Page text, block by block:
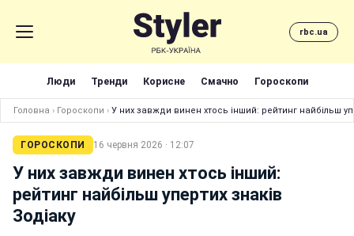
rbc.ua
Люди Тренди Корисне Смачно Гороскопи
Головна › Гороскопи › У них завжди винен хтось інший: рейтинг найбільш
ГОРОСКОПИ 16 червня 2026 · 12:07
У них завжди винен хтось інший:
рейтинг найбільш упертих знаків
Зодіаку